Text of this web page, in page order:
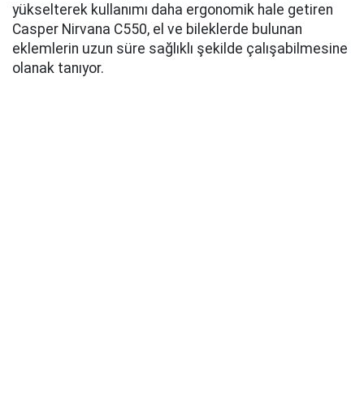
yükselterek kullanımı daha ergonomik hale getiren
Casper Nirvana C550, el ve bileklerde bulunan
eklemlerin uzun süre sağlıklı şekilde çalışabilmesine
olanak tanıyor.